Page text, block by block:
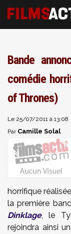
Bande
comédie
of Thrones)
Le 25/07/2011 à 13:08
Par Camille Solal
horrifique
la première
Dinklage, le
rejoindra ainsi